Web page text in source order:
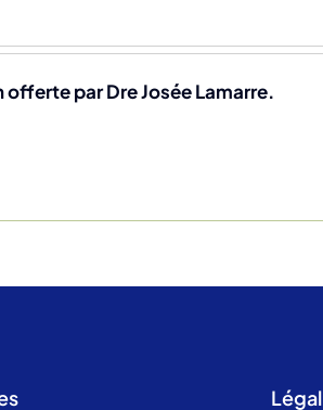
offerte par Dre Josée Lamarre.
Légal